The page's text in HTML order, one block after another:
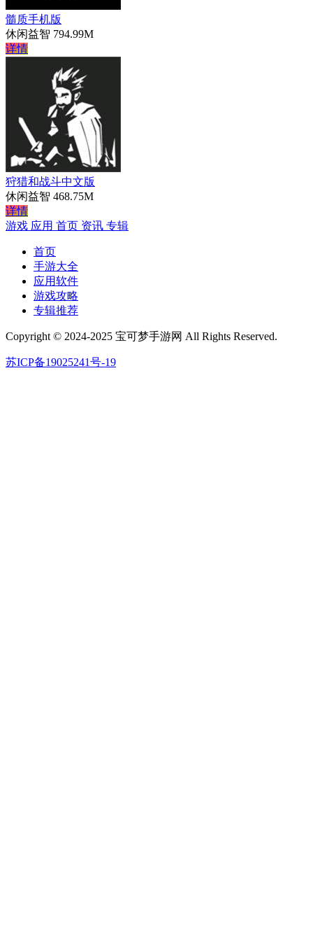
髓质手机版
休闲益智 794.99M
详情
狩猎和战斗中文版
休闲益智 468.75M
详情
游戏 应用 首页 资讯 专辑
首页
手游大全
应用软件
游戏攻略
专辑推荐
Copyright © 2024-2025 宝可梦手游网 All Rights Reserved.
苏ICP备19025241号-19